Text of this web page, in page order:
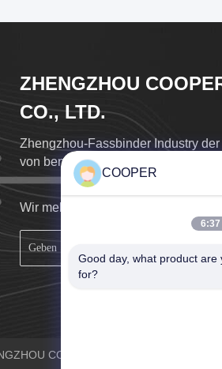
ZHENGZHOU
CO., LTD.
Zhengzhou-Fassbinder Industry
von benutzten Nutzfahrzeugen
Wir melden uns so schnell wie
COOPER INDUSTRY CO., LTD.
COOPER
6:37
Good day, what product are
for?